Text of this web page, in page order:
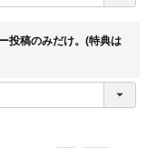
投稿のみだけ。(特典は